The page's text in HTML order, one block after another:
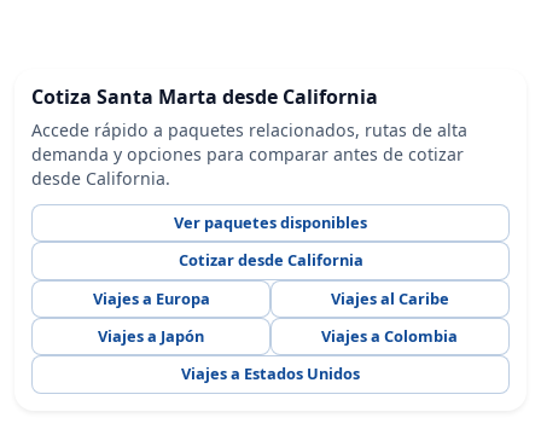
Cotiza Santa Marta desde California
Accede rápido a paquetes relacionados, rutas de alta
demanda y opciones para comparar antes de cotizar
desde California.
Ver paquetes disponibles
Cotizar desde California
Viajes a Europa
Viajes al Caribe
Viajes a Japón
Viajes a Colombia
Viajes a Estados Unidos